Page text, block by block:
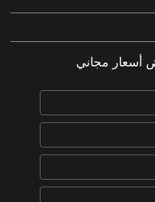
مجاني